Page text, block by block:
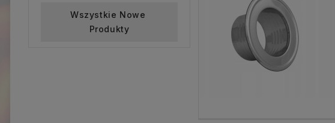
Wszystkie Nowe
Produkty